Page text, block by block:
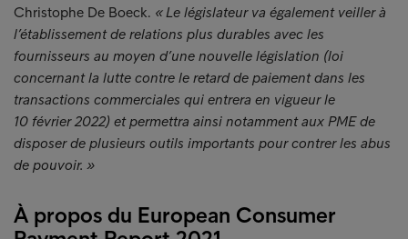
Christophe De Boeck. « Le législateur va également veiller à
l’établissement de relations plus durables avec les
fournisseurs au moyen d’une nouvelle législation (loi
concernant la lutte contre le retard de paiement dans les
transactions commerciales qui entrera en vigueur le
10 février 2022) et permettra ainsi notamment aux PME de
disposer de plusieurs outils importants pour contrer les abus
de pouvoir. »
À propos du European Consumer